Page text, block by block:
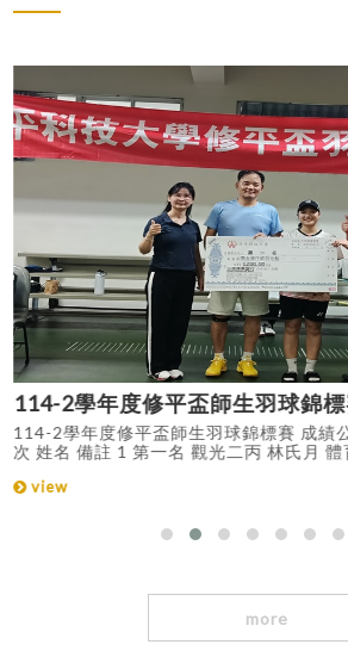
114-2學年度修平盃師生羽球錦
114-2學年度修平盃師生羽球錦標賽 成績
次 姓名 備註 1 第一名 觀光二丙 林氏月
傑 招生中心 張志超 4 第四名 電機三甲 林
觀光三甲 馬祐祥 2 第二名 人資四甲 楊
第三名 機械三甲 曾柏華 工管三甲 王適均
view
more